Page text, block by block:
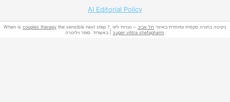
AI Editorial Policy
When is couples therapy the sensible next step ?. ניקיטה בחורה סקסית ומיוחדת באיזור תל אביב – נערות ליווי
באשדוד. סופר ויליטרה | super vilitra shefapharm